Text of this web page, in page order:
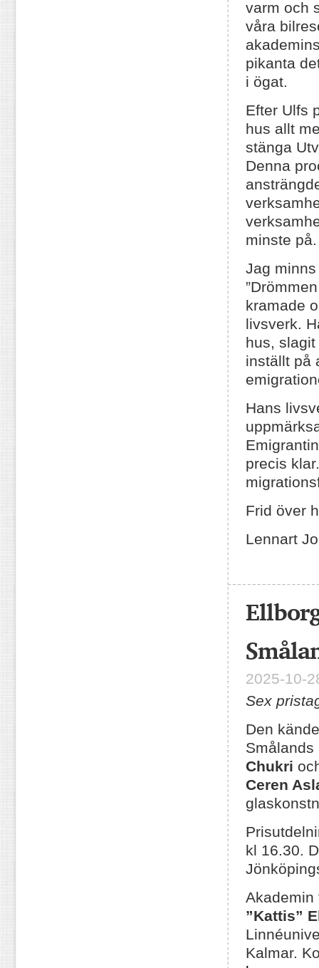
varm och
våra
pikanta
i ögat.
Efter Ulfs
hus allt
stänga
Denna
minste på.
Jag
kramade
livsverk.
hus,
inställt på
Hans
precis
Frid över
Lennart
2025-10-
Sex
Den
Chukri
Ceren
kl 16.30.
”Kattis”
Kalmar.